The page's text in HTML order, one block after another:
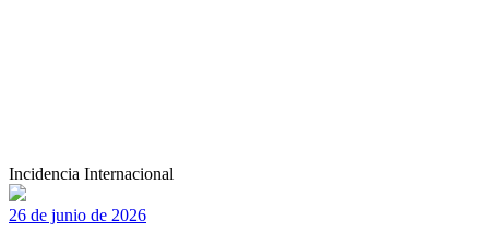
Incidencia Internacional
26 de junio de 2026